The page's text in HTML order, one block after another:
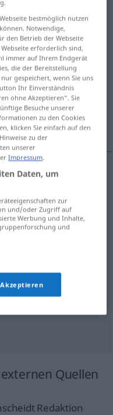
antippen)
Quellen
Redaktion
bestmöglich nutzen
Notwendige,
den Betrieb der Webseite
erforderlich sind,
immer auf Ihrem Endgerät
die der Bereitstellung
gespeichert, wenn Sie uns
Ihr Einverständnis
ohne Akzeptieren“. Sie
Besuche unserer
zu den Cookies
klicken Sie einfach auf den
zu der
unserer
Impressum.
Daten, um
zur
und/oder Zugriff auf
Werbung und Inhalte,
und
Akzeptieren